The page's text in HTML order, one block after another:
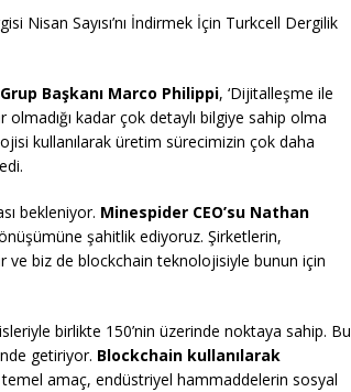
Nisan Sayısı’nı İndirmek İçin Turkcell Dergilik
Başkanı Marco Philippi, ‘Dijitalleşme ile
kadar çok detaylı bilgiye sahip olma
kullanılarak üretim sürecimizin çok daha
bekleniyor. Minespider CEO’su Nathan
şahitlik ediyoruz. Şirketlerin,
ve biz de blockchain teknolojisiyle bunun için
birlikte 150’nin üzerinde noktaya sahip. Bu
getiriyor. Blockchain kullanılarak
amaç, endüstriyel hammaddelerin sosyal